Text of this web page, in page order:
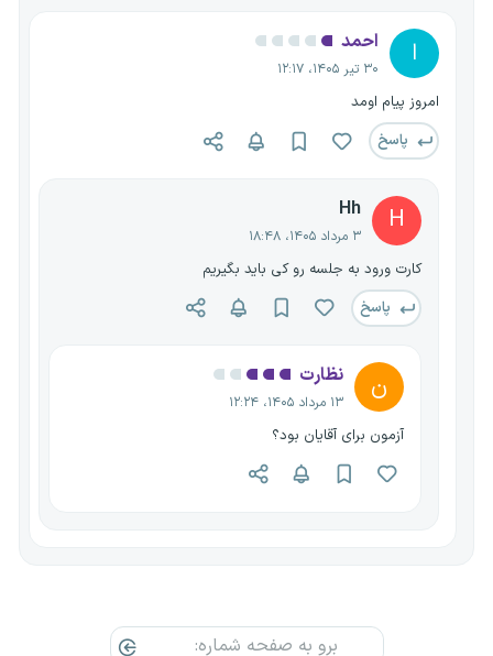
ا احمد
۳۰ تیر ۱۴۰۵، ۱۲:۱۷
امروز پیام اومد
پاسخ
H
Hh
۳ مرداد ۱۴۰۵، ۱۸:۴۸
کارت ورود به جلسه رو کی باید بگیریم
پاسخ
ن نظارت
۱۳ مرداد ۱۴۰۵، ۱۲:۲۴
آزمون برای آقایان بود؟